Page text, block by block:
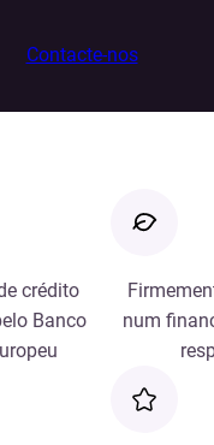
Contacte-nos
crédito
Banco
num